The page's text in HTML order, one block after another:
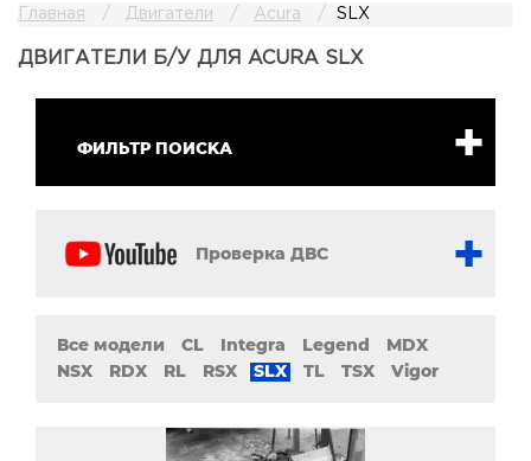
Главная Двигатели Acura SLX
ДВИГАТЕЛИ Б/У ДЛЯ ACURA SLX
ФИЛЬТР ПОИСКА
Проверка ДВС
Все модели CL Integra Legend
MDX
NSX
RDX RL RSX SLX TL TSX Vigor